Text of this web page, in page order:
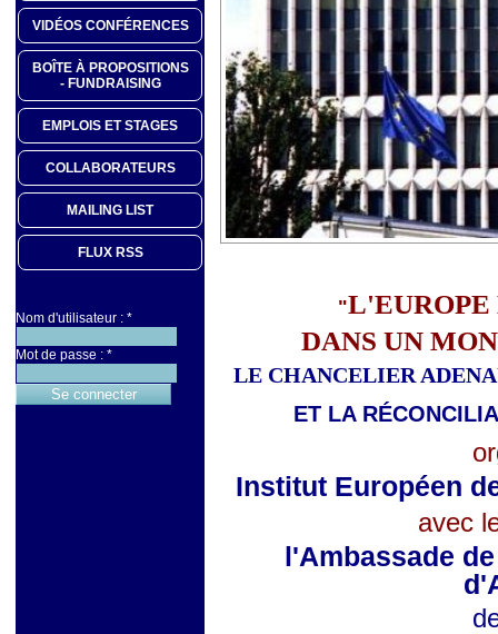
VIDÉOS CONFÉRENCES
BOÎTE À PROPOSITIONS
- FUNDRAISING
EMPLOIS ET STAGES
COLLABORATEURS
MAILING LIST
FLUX RSS
Nom d'utilisateur : *
Mot de passe : *
"
DANS UN
LE CHANCELIER
ET LA
Institut Européen
avec
l'Ambassade